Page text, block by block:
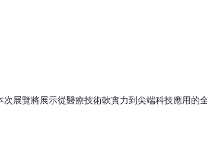
展覽將展示從醫療技術軟實力到尖端科技應用的